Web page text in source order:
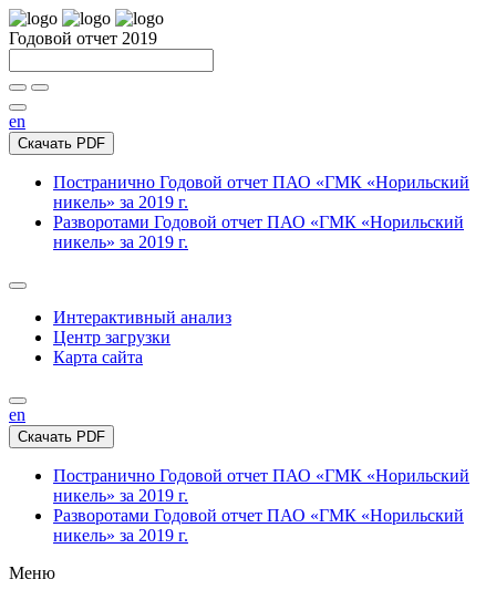
Годовой отчет 2019
en
Скачать PDF
Постранично Годовой отчет ПАО «ГМК «Норильский
никель» за 2019 г.
Разворотами Годовой отчет ПАО «ГМК «Норильский
никель» за 2019 г.
Интерактивный анализ
Центр загрузки
Карта сайта
en
Скачать PDF
Постранично Годовой отчет ПАО «ГМК «Норильский
никель» за 2019 г.
Разворотами Годовой отчет ПАО «ГМК «Норильский
никель» за 2019 г.
Меню